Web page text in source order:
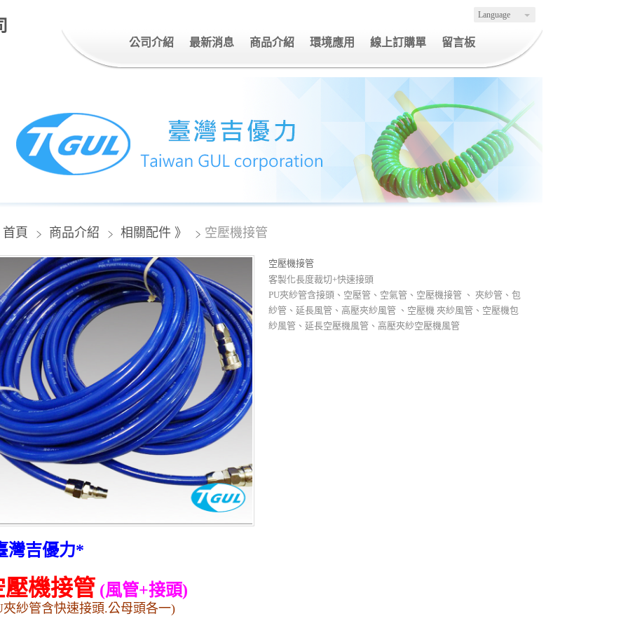
Language
公司介紹 最新消息 商品介紹 環境應用 線上訂購單 留言板
首頁 商品介紹 相關配件 》 空壓機接管
空壓機接管
客製化長度裁切+快速接頭
PU夾紗管含接頭、空壓管、空氣管、空壓機接管 、 夾紗管、包
紗管、延長風管、高壓夾紗風管 、空壓機 夾紗風管、空壓機包
紗風管、延長空壓機風管、高壓夾紗空壓機風管
灣吉優力*
壓機接管 (風管+接頭)
夾紗管含快速接頭.公母頭各一)